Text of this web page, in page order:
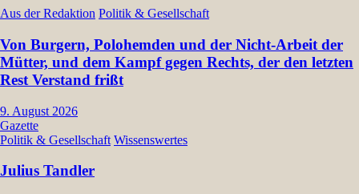
Aus der Redaktion Politik & Gesellschaft
Von Burgern, Polohemden und der Nicht-Arbeit der
Mütter, und dem Kampf gegen Rechts, der den letzten
Rest Verstand frißt
9. August 2026
Gazette
Politik & Gesellschaft Wissenswertes
Julius Tandler